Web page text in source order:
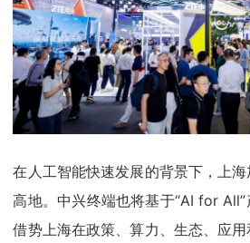
在人工智能快速发展的背景下，上
高地。中兴终端也将基于“AI for
借势上海在政策、算力、生态、应